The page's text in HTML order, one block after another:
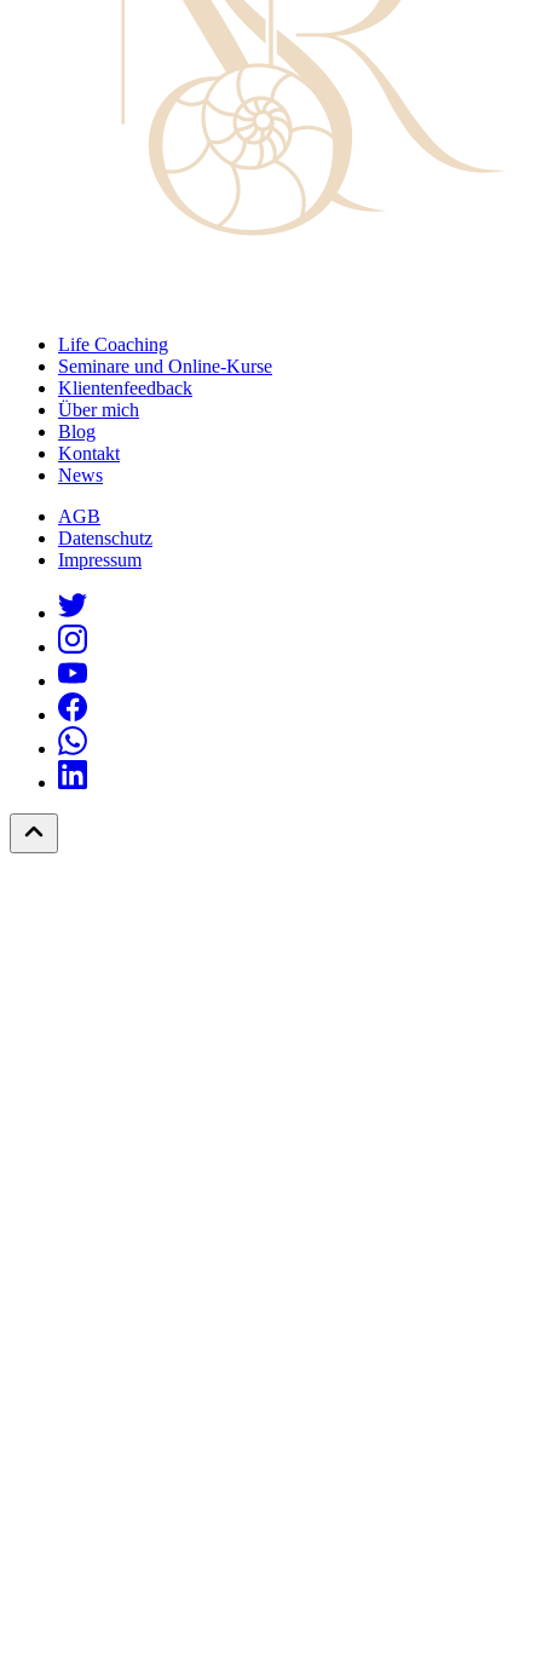
Life Coaching
Seminare und Online-Kurse
Klientenfeedback
Über mich
Blog
Kontakt
News
AGB
Datenschutz
Impressum